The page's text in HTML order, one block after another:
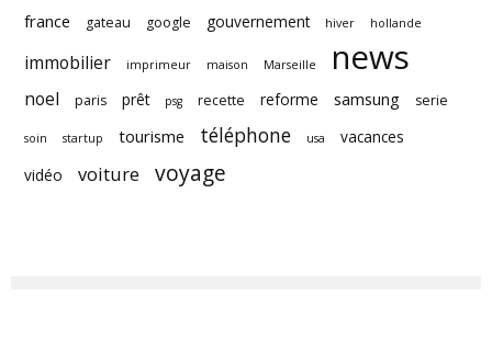
france
gateau google gouvernement hiver hollande
immobilier imprimeur maison Marseille news
noel paris prêt psg recette reforme samsung serie
soin startup tourisme téléphone usa
vacances
vidéo
voiture voyage